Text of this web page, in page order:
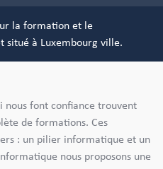
la formation et le
situé à Luxembourg ville.
nous font confiance trouvent
de formations. Ces
: un pilier informatique et un
nous proposons une